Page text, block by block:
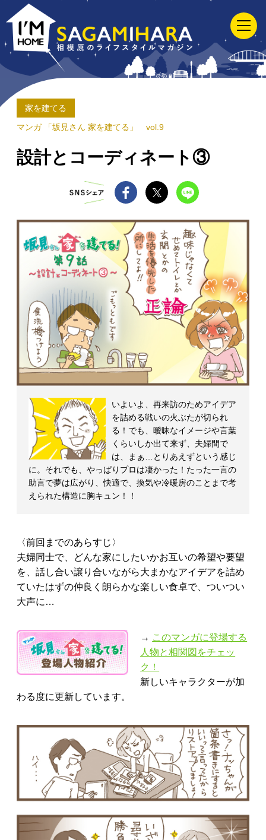
I'M
HOME
SAGAMIHARA
相
模
原
の
ラ
イ
タ
イ
家を建てる
マンガ 「坂見さん 家を建てる」 vol.9
設計とコーディネート③
いよいよ、再来訪のためアイデア
を詰める戦いの火ぶたが切られ
る！でも、曖昧なイメージや言葉
くらいしか出て来ず、夫婦間で
は、まぁ…とりあえずという感じ
に。それでも、やっぱりプロは凄かった！たった一言の
助言で夢は広がり、快適で、換気や冷暖房のことまで考
えられた構造に胸キュン！！
〈前回までのあらすじ〉
夫婦同士で、どんな家にしたいかお互いの希望や要望
を、話し合い譲り合いながら大まかなアイデアを詰め
ていたはずの仲良く朗らかな楽しい食卓で、ついつい
大声に…
→ このマンガに登場する
人物と相関図をチェッ
ク！
新しいキャラクターが加
わる度に更新しています。